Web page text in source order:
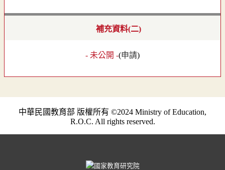
補充資料(二)
- 未公開 -(申請)
中華民國教育部 版權所有 ©2024 Ministry of Education,
R.O.C. All rights reserved.